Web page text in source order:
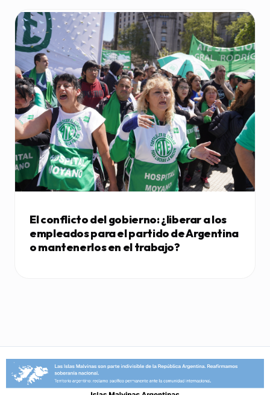
El conflicto del gobierno: ¿liberar a los
empleados para el partido de Argentina
o mantenerlos en el trabajo?